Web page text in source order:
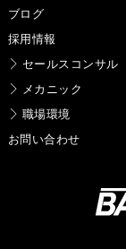
ブログ
採用情報
セールスコンサル
メカニック
職場環境
お問い合わせ